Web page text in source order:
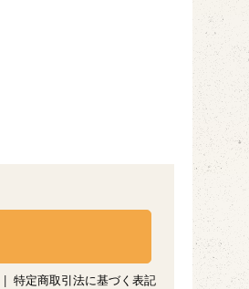
特定商取引法に基づく表記